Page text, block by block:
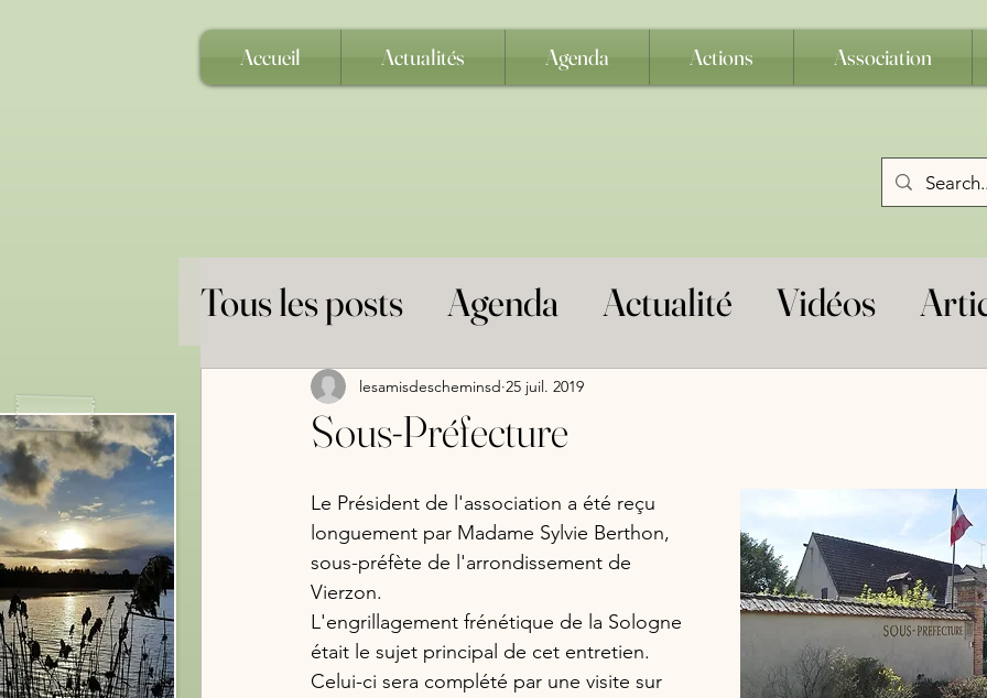
Accueil Actualités Agenda Actions Association
Tous les posts Agenda Actualité Vidéos
Grandes Clôtures
Défense des chemins
Assemblée Générale
Sous-Préfecture
lesamisdescheminsd 25 juil. 2019
Le Président de l'association a été reçu
longuement par Madame Sylvie Berthon,
sous-préfète de l'arrondissement de
Vierzon.
L'engrillagement frénétique de la Sologne
était le sujet principal de cet entretien.
Celui-ci sera complété par une visite sur